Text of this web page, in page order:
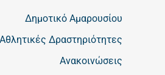
Δημοτικό Αμαρουσίου
Αθλητικές Δραστηριότητες
Ανακοινώσεις